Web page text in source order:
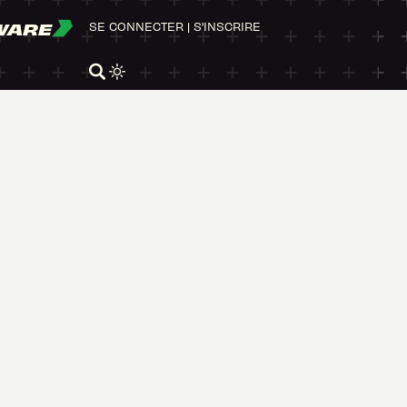
SE CONNECTER | S'INSCRIRE